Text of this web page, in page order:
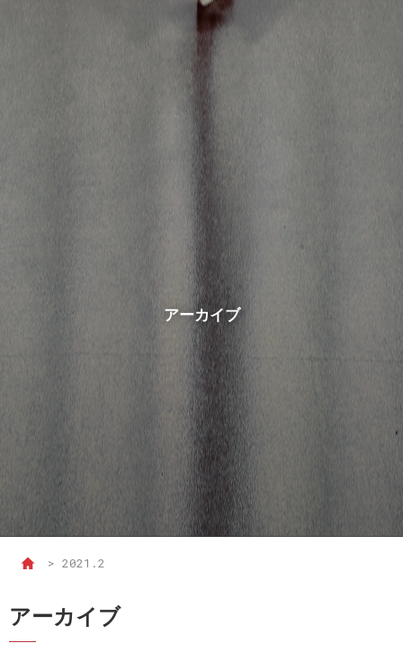
アーカイブ
> 2021.2
アーカイブ